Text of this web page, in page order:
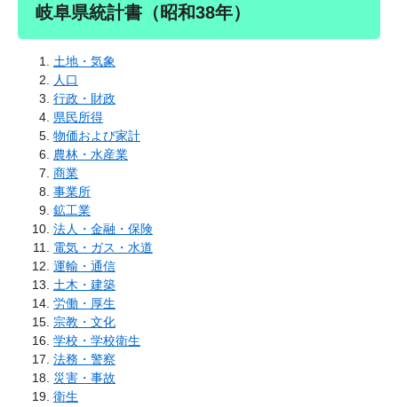
岐阜県統計書（昭和38年）
土地・気象
人口
行政・財政
県民所得
物価および家計
農林・水産業
商業
事業所
鉱工業
法人・金融・保険
電気・ガス・水道
運輸・通信
土木・建築
労働・厚生
宗教・文化
学校・学校衛生
法務・警察
災害・事故
衛生